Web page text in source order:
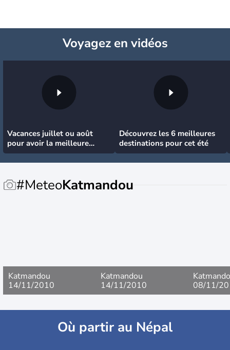
Voyagezen vidéos
Vacances juillet ou août
pour avoir la meilleure
météo
Découvrez les 6 meilleures
destinations pour cet été
#MeteoKatmandou
Katmandou
14/11/2010
Katmandou
14/11/2010
08/11/
Où partir au Népal